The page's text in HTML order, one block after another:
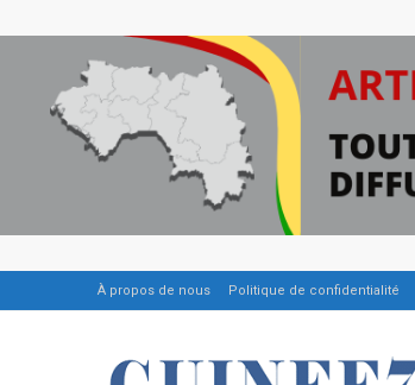
À propos de nous Politique de confidentialité